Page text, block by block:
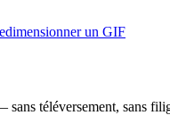
un GIF
téléversement, sans